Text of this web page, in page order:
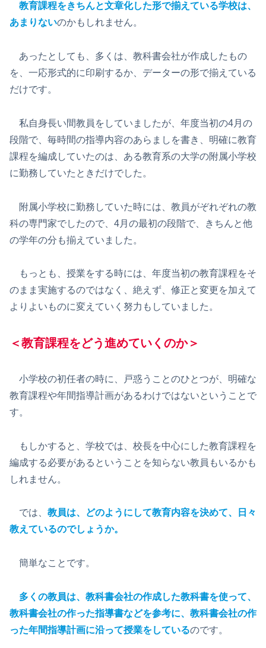
教育課程をきちんと文章化した形で揃えている学校は、
あまりないのかもしれません。
あったとしても、多くは、教科書会社が作成したもの
を、一応形式的に印刷するか、データーの形で揃えている
だけです。
私自身長い間教員をしていましたが、年度当初の4月の
段階で、毎時間の指導内容のあらましを書き、明確に教育
課程を編成していたのは、ある教育系の大学の附属小学校
に勤務していたときだけでした。
附属小学校に勤務していた時には、教員がぞれぞれの教
科の専門家でしたので、4月の最初の段階で、きちんと他
の学年の分も揃えていました。
もっとも、授業をする時には、年度当初の教育課程をそ
のまま実施するのではなく、絶えず、修正と変更を加えて
よりよいものに変えていく努力もしていました。
＜教育課程をどう進めていくのか＞
小学校の初任者の時に、戸惑うことのひとつが、明確な
教育課程や年間指導計画があるわけではないということで
す。
もしかすると、学校では、校長を中心にした教育課程を
編成する必要があるということを知らない教員もいるかも
しれません。
では、 教員は、どのようにして教育内容を決めて、日々
教えているのでしょうか。
簡単なことです。
多くの教員は、教科書会社の作成した教科書を使って、
教科書会社の作った指導書などを参考に、教科書会社の作
った年間指導計画に沿って授業をしているのです。